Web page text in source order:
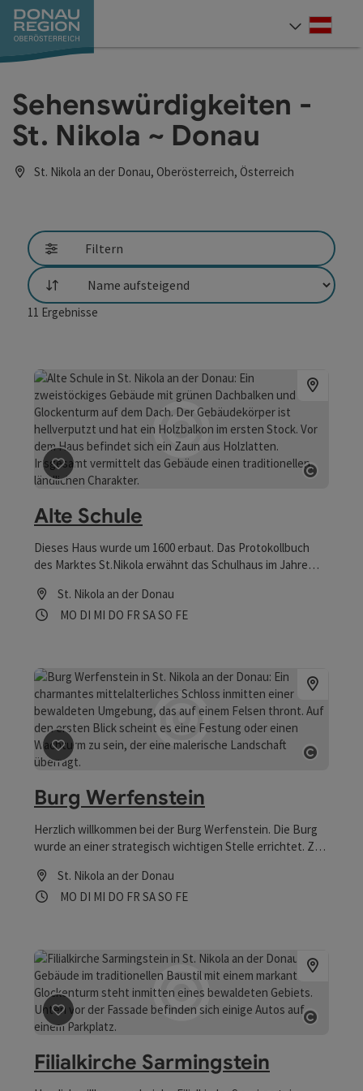
Zum Inhalt
Zur Navigation
Zum Seitenanfang
Zur Kontaktseite
Zum Impressum
Zur Startseite
Sehenswürdigkeiten -
St. Nikola ~ Donau
St. Nikola an der Donau, Oberösterreich, Österreich
Filtern
Sortierung
11 Ergebnisse
Beitrag merken
Alte Schule
Dieses Haus wurde um 1600 erbaut. Das Protokollbuch
des Marktes St.Nikola erwähnt das Schulhaus im Jahre
nächster Nähe der Pfarrkirche stand. Das Erdgeschoß
diente als Schule, das Obergeschoß als Wohnung. Bis zu
Nr.10 und dieses Haus gelangte in Privatbesitz. Seit über
100 Jahren befindet sich das Gebäude in Familienbesitz
der Familie Schwaiger.
St. Nikola an der Donau
Öffnungszeiten
MO Montag geöffnet
DI Dienstag geöffnet
MI Mittwoch geöffnet
DO Donnerstag geöffnet
FR Freitag geöffnet
SASamstag geöffnet
SO Sonntag geöffnet
FEFeiertag geöffnet
Beitrag merken
Burg Werfenstein
Herzlich willkommen bei der Burg Werfenstein. Die Burg
wurde an einer strategisch wichtigen Stelle errichtet. Zu
gegenüber liegenden Insel Wörth.
St. Nikola an der Donau
Öffnungszeiten
MO Montag geöffnet
DI Dienstag geöffnet
MI Mittwoch geöffnet
DO Donnerstag geöffnet
FR Freitag geöffnet
SASamstag geöffnet
SO Sonntag geöffnet
FEFeiertag geöffnet
Beitrag merken
Filialkirche Sarmingstein